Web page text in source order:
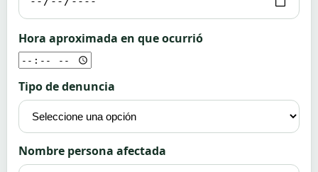
Hora aproximada en que ocurrió
Tipo de denuncia
Nombre persona afectada